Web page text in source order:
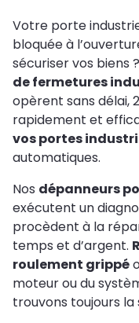
Votre porte
bloquée à
sécuriser vos biens
de fermetures
opèrent sans délai,
rapidement et
vos portes
automatiques.
Nos dépanneurs
exécutent un
procèdent à la
temps et d’argent.
roulement grippé
moteur ou du
trouvons toujours